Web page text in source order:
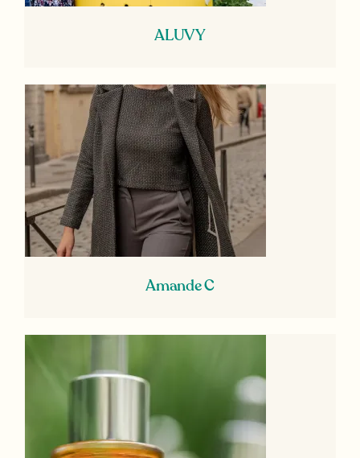
ALUVY
Amande C